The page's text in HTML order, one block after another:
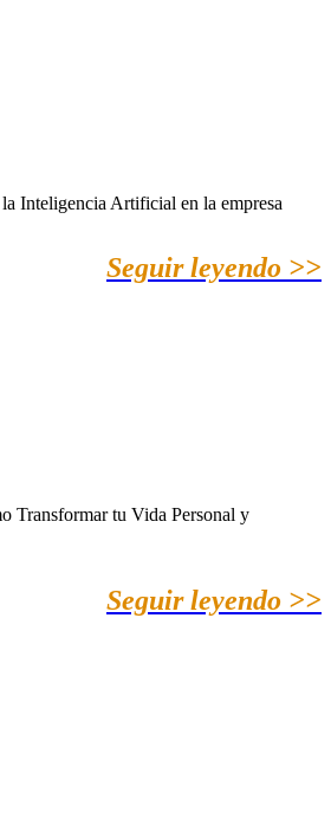
Inteligencia Artificial en la empresa
Seguir leyendo >>
Transformar tu Vida Personal y
Seguir leyendo >>